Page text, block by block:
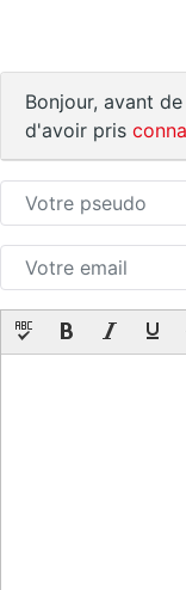
Bonjour, avant
d'avoir pris